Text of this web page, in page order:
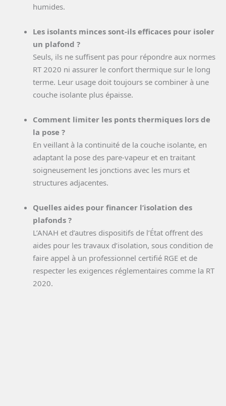
humides.
Les isolants minces sont-ils efficaces pour isoler
un plafond ?
Seuls, ils ne suffisent pas pour répondre aux normes
RT 2020 ni assurer le confort thermique sur le long
terme. Leur usage doit toujours se combiner à une
couche isolante plus épaisse.
Comment limiter les ponts thermiques lors de
la pose ?
En veillant à la continuité de la couche isolante, en
adaptant la pose des pare-vapeur et en traitant
soigneusement les jonctions avec les murs et
structures adjacentes.
Quelles aides pour financer l’isolation des
plafonds ?
L’ANAH et d’autres dispositifs de l’État offrent des
aides pour les travaux d’isolation, sous condition de
faire appel à un professionnel certifié RGE et de
respecter les exigences réglementaires comme la RT
2020.